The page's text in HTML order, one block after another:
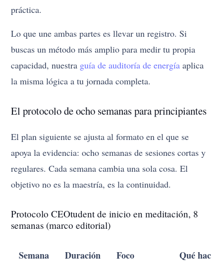
práctica.
Lo que une ambas partes es llevar un registro. Si
buscas un método más amplio para medir tu propia
capacidad, nuestra guía de auditoría de energía aplica
la misma lógica a tu jornada completa.
El protocolo de ocho semanas para principiantes
El plan siguiente se ajusta al formato en el que se
apoya la evidencia: ocho semanas de sesiones cortas y
regulares. Cada semana cambia una sola cosa. El
objetivo no es la maestría, es la continuidad.
Protocolo CEOtudent de inicio en meditación, 8
semanas (marco editorial)
Semana Duración Foco Qué haces